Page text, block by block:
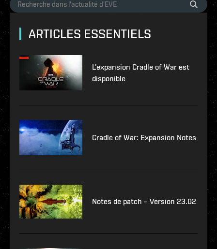
ARTICLES ESSENTIELS
L'expansion Cradle of War est
disponible
Cradle of War: Expansion Notes
Notes de patch – Version 23.02